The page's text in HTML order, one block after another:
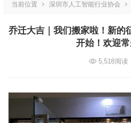
当前位置 深圳市人工智能行业协会
乔迁大吉｜我们搬家啦！新的
开始！欢迎常
5,518阅读